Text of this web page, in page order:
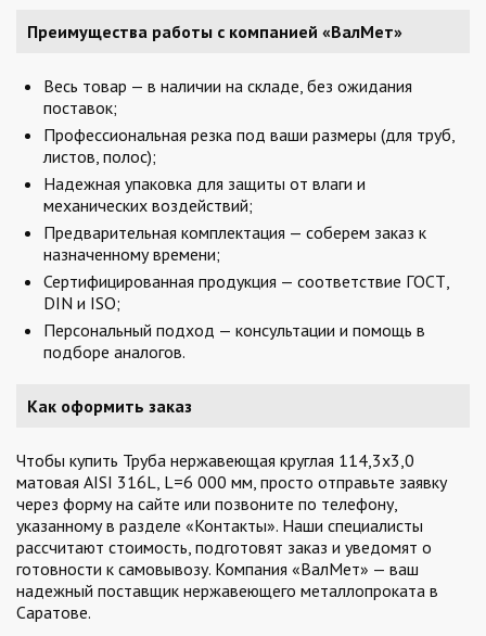
Преимущества работы с компанией «ВалМет»
Весь товар — в наличии на складе, без ожидания
поставок;
Профессиональная резка под ваши размеры (для труб,
листов, полос);
Надежная упаковка для защиты от влаги и
механических воздействий;
Предварительная комплектация — соберем заказ к
назначенному времени;
Сертифицированная продукция — соответствие ГОСТ,
DIN и ISO;
Персональный подход — консультации и помощь в
подборе аналогов.
Как оформить заказ
Чтобы купить Труба нержавеющая круглая 114,3х3,0
матовая AISI 316L, L=6 000 мм, просто отправьте заявку
через форму на сайте или позвоните по телефону,
указанному в разделе «Контакты». Наши специалисты
рассчитают стоимость, подготовят заказ и уведомят о
готовности к самовывозу. Компания «ВалМет» — ваш
надежный поставщик нержавеющего металлопроката в
Саратове.